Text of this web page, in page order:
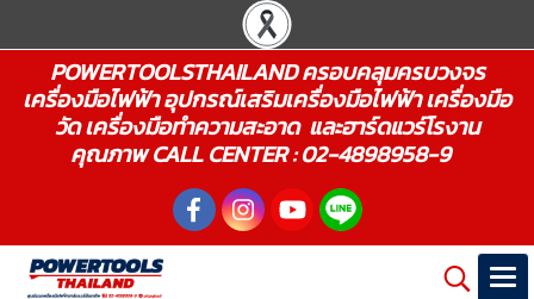
POWERTOOLSTHAILAND ครอบคลุมครบวงจร
เครื่องมือไฟฟ้า อุปกรณ์เสริมเครื่องมือไฟฟ้า เครื่องมือ
วัด เครื่องมือทำความสะอาด และฮาร์ดแวร์โรงาน
คุณภาพ CALL CENTER : 02-4898958-9